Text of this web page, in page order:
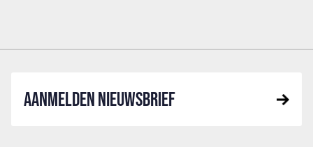
AANMELDEN NIEUWSBRIEF